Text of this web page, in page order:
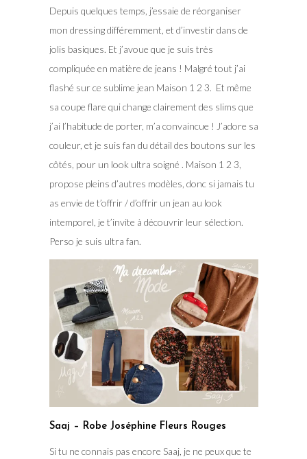
Depuis quelques temps, j’essaie de réorganiser
mon dressing différemment, et d’investir dans de
jolis basiques. Et j’avoue que je suis très
compliquée en matière de jeans ! Malgré tout j’ai
flashé sur ce sublime jean Maison 1 2 3. Et même
sa coupe flare qui change clairement des slims que
j’ai l’habitude de porter, m’a convaincue ! J’adore sa
couleur, et je suis fan du détail des boutons sur les
côtés, pour un look ultra soigné . Maison 1 2 3,
propose pleins d’autres modèles, donc si jamais tu
as envie de t’offrir / d’offrir un jean au look
intemporel, je t’invite à découvrir leur sélection.
Perso je suis ultra fan.
Saaj – Robe Joséphine Fleurs Rouges
Si tu ne connais pas encore Saaj, je ne peux que te